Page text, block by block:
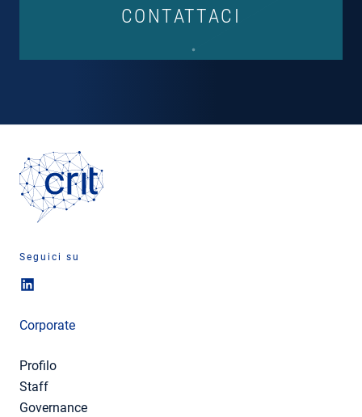
CONTATTACI
Seguici su
Corporate
Profilo
Staff
Governance